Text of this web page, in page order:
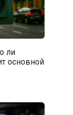
ли
основной